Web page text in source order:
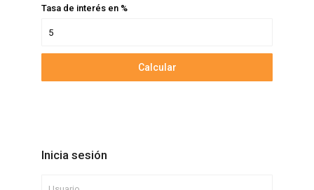
Tasa de interés en %
Calcular
Inicia sesión